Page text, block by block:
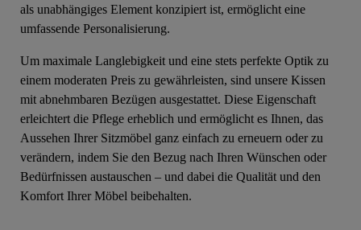
als unabhängiges Element konzipiert ist, ermöglicht eine
umfassende Personalisierung.
Um maximale Langlebigkeit und eine stets perfekte Optik zu
einem moderaten Preis zu gewährleisten, sind unsere Kissen
mit abnehmbaren Bezügen ausgestattet. Diese Eigenschaft
erleichtert die Pflege erheblich und ermöglicht es Ihnen, das
Aussehen Ihrer Sitzmöbel ganz einfach zu erneuern oder zu
verändern, indem Sie den Bezug nach Ihren Wünschen oder
Bedürfnissen austauschen – und dabei die Qualität und den
Komfort Ihrer Möbel beibehalten.